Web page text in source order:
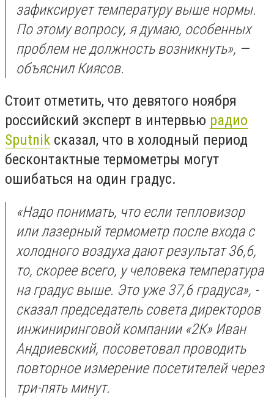
зафиксирует температуру выше нормы.
По этому вопросу, я думаю, особенных
проблем не должность возникнуть», —
объяснил Киясов.
Стоит отметить, что девятого ноября
российский эксперт в интервью радио
Sputnik сказал, что в холодный период
бесконтактные термометры могут
ошибаться на один градус.
«Надо понимать, что если тепловизор
или лазерный термометр после входа с
холодного воздуха дают результат 36,6,
то, скорее всего, у человека температура
на градус выше. Это уже 37,6 градуса», -
сказал председатель совета директоров
инжиниринговой компании «2К» Иван
Андриевский, посоветовал проводить
повторное измерение посетителей через
три-пять минут.